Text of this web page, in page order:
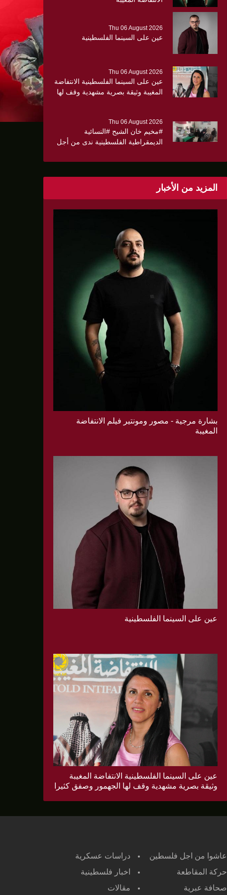
Thu 06 August 2026
عين على السينما الفلسطينية
Thu 06 August 2026
عين على السينما الفلسطينية الانتفاضة
المغيبة وثيقة بصرية مشهدية وقف لها
Thu 06 August 2026
#مخيم خان الشيح #النسائية
الديمقراطية الفلسطينية ندى من أجل
صحية عن ألتهاب الكبد وتوزّع
المزيد من الأخبار
بشارة مرجية - مصور ومونتير فيلم الانتفاضة
المغيبة
عين على السينما الفلسطينية
عين على السينما الفلسطينية الانتفاضة المغيبة
وثيقة بصرية مشهدية وقف لها الجهمور وصفق كثيرا
عاشوا من اجل فلسطين
دراسات عسكرية
حركة المقاطعة
اخبار فلسطينية
صحافة عبرية مقالات